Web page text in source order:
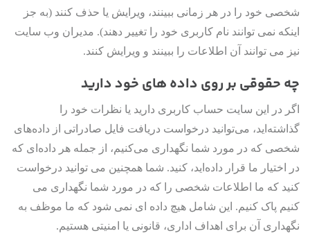
شخصی خود را در هر زمانی ببینند، ویرایش یا حذف کنند (به جز
اینکه نمی توانند نام کاربری خود را تغییر دهند). مدیران وب سایت
نیز می توانند آن اطلاعات را ببینند و ویرایش کنند.
چه حقوقی بر روی داده های خود دارید
اگر در این سایت حساب کاربری دارید یا نظرات خود را
گذاشته‌اید، می‌توانید درخواست دریافت فایل صادراتی از داده‌های
شخصی که در مورد شما نگهداری می‌کنیم، از جمله هر داده‌ای که
در اختیار ما قرار داده‌اید، کنید. شما همچنین می توانید درخواست
کنید که ما اطلاعات شخصی را که در مورد شما نگهداری می
کنیم پاک کنیم. این شامل هیچ داده ای نمی شود که ما موظف به
نگهداری آن برای اهداف اداری، قانونی یا امنیتی هستیم.